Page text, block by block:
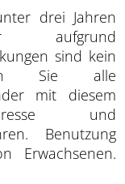
drei Jahren
aufgrund
sind kein
Sie alle
mit diesem
und
Benutzung
Erwachsenen.